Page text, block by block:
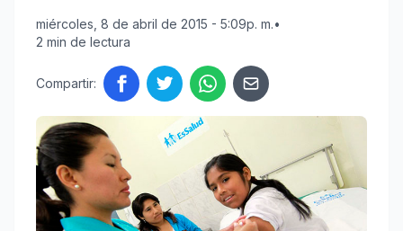
miércoles, 8 de abril de 2015 - 5:09p. m.•
2 min de lectura
Compartir: